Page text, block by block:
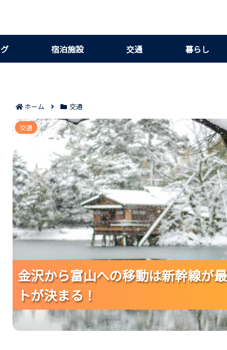
宿泊施設 交通 暮らし
ホーム 交通
金沢から富山への移動は新幹線が最速｜
金沢から富山への移動は新幹線が
トが決まる！
金沢から富山への移動は新幹線が
トが決まる！
金沢から富山への移動は新幹線が
トが決まる！
交通